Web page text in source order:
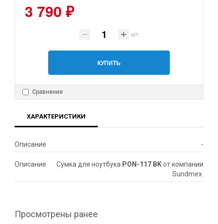
3 790 ₽
шт
КУПИТЬ
Сравнение
ХАРАКТЕРИСТИКИ
Описание -
Описание Сумка для ноутбука PON-117 BKот компании
Sundmex.
Просмотрены ранее